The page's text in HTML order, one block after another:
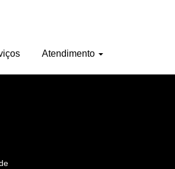
AtendimentoHorário de atendimento